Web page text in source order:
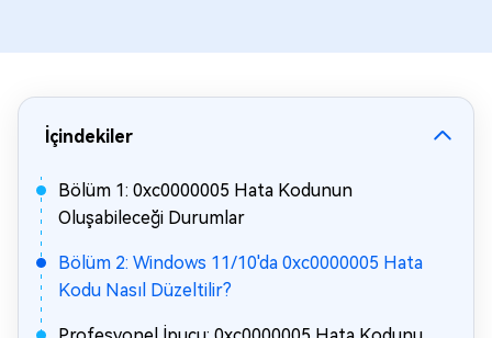
İçindekiler
Bölüm 1: 0xc0000005 Hata Kodunun
Oluşabileceği Durumlar
Bölüm 2: Windows 11/10'da 0xc0000005 Hata
Kodu Nasıl Düzeltilir?